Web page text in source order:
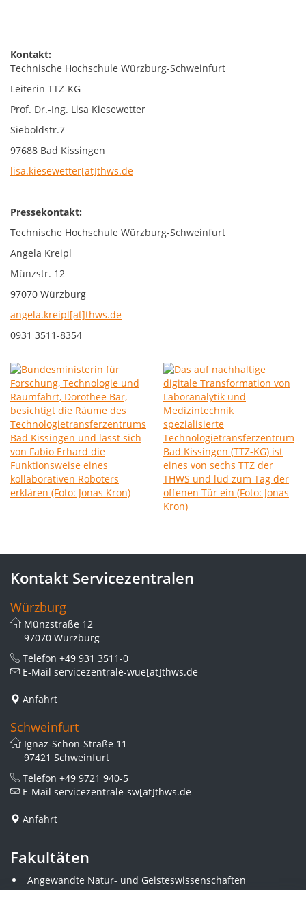
Kontakt:
Technische Hochschule Würzburg-Schweinfurt
Leiterin TTZ-KG
Prof. Dr.-Ing. Lisa Kiesewetter
Sieboldstr.7
97688 Bad Kissingen
lisa.kiesewetter[at]thws.de
Pressekontakt:
Technische Hochschule Würzburg-Schweinfurt
Angela Kreipl
Münzstr. 12
97070 Würzburg
angela.kreipl[at]thws.de
0931 3511-8354
Kontakt Servicezentralen
Würzburg
Münzstraße 12
97070 Würzburg
Telefon +49 931 3511-0
E-Mail servicezentrale-wue[at]thws.de
Anfahrt
Schweinfurt
Ignaz-Schön-Straße 11
97421 Schweinfurt
Telefon +49 9721 940-5
E-Mail servicezentrale-sw[at]thws.de
Anfahrt
Fakultäten
Angewandte Natur- und Geisteswissenschaften
Angewandte Sozialwissenschaften